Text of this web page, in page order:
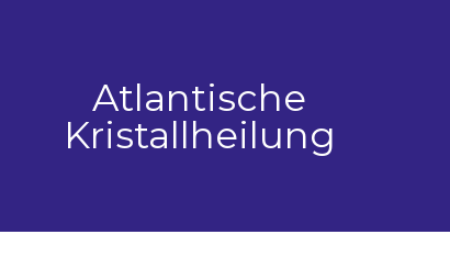
Atlantische
Kristallheilung